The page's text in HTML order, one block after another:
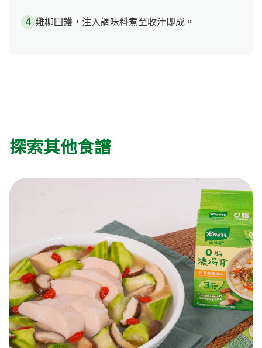
雞柳回鑊，注入調味料煮至收汁即成。
探索其他食譜